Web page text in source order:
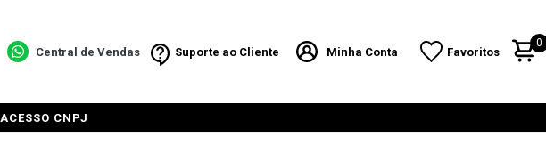
Central de Vendas Suporte ao Cliente Minha Conta Favoritos
0
ACESSO CNPJ